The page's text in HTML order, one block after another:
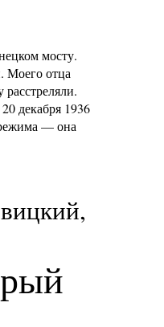
мосту.
Моего отца
декабря 1936
режима — она